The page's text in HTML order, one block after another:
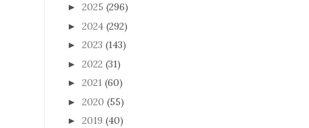
► 2025 (296)
► 2024 (292)
► 2023 (143)
► 2022 (31)
► 2021 (60)
► 2020 (55)
► 2019 (40)